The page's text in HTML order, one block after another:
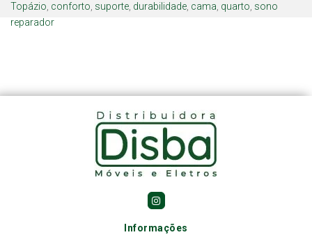
Topázio conforto suporte durabilidade cama quarto sono
reparador
Informações